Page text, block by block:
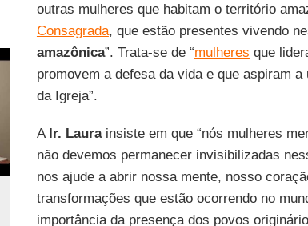
outras mulheres que habitam o território
Consagrada, que estão presentes vivendo
amazônica”. Trata-se de “mulheres que
promovem a defesa da vida e que aspiram
da Igreja”.
A Ir. Laurainsiste em que “nós mulheres
não devemos permanecer invisibilizadas
nos ajude a abrir nossa mente, nosso
transformações que estão ocorrendo no
importância da presença dos povos